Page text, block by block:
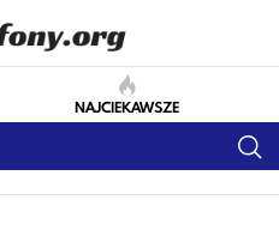
NAJCIEKAWSZE